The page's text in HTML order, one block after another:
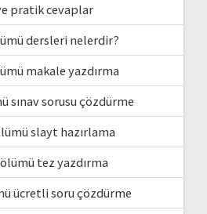
pratik cevaplar
dersleri nelerdir?
makale yazdırma
sınav sorusu çözdürme
slayt hazırlama
tez yazdırma
ücretli soru çözdürme